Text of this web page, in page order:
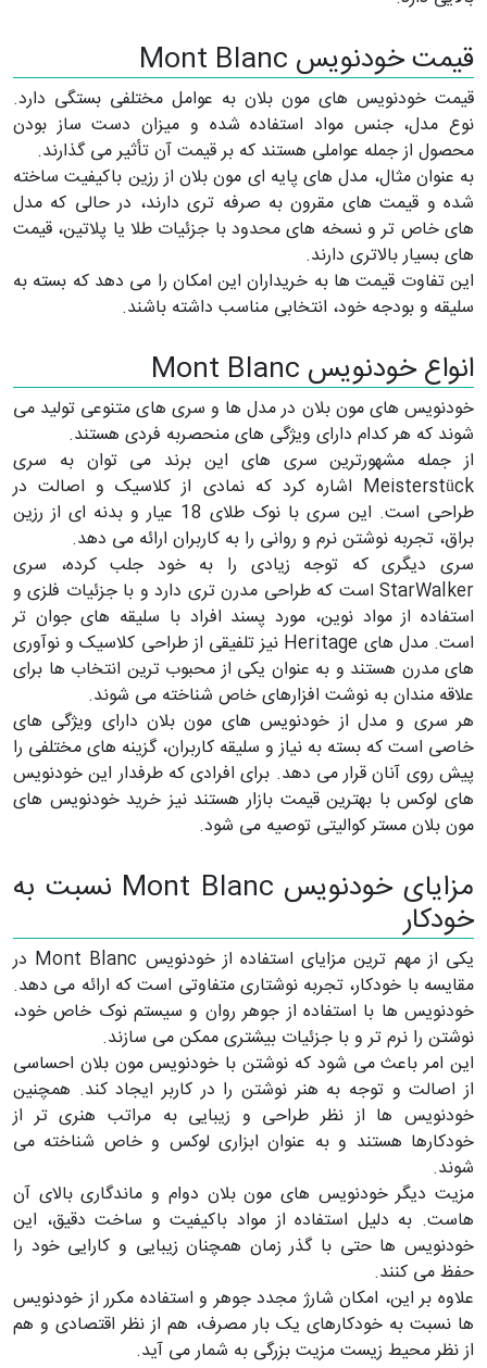
قیمت خودنویس Mont Blanc
قیمت خودنویس های مون بلان به عوامل مختلفی بستگی دارد.
نوع مدل، جنس مواد استفاده شده و میزان دست ساز بودن
محصول از جمله عواملی هستند که بر قیمت آن تأثیر می گذارند.
به عنوان مثال، مدل های پایه ای مون بلان از رزین باکیفیت ساخته
شده و قیمت های مقرون به صرفه تری دارند، در حالی که مدل
های خاص تر و نسخه های محدود با جزئیات طلا یا پلاتین، قیمت
های بسیار بالاتری دارند.
این تفاوت قیمت ها به خریداران این امکان را می دهد که بسته به
سلیقه و بودجه خود، انتخابی مناسب داشته باشند.
انواع خودنویس Mont Blanc
خودنویس های مون بلان در مدل ها و سری های متنوعی تولید می
شوند که هر کدام دارای ویژگی های منحصربه فردی هستند.
از جمله مشهورترین سری های این برند می توان به سری
Meisterstück اشاره کرد که نمادی از کلاسیک و اصالت در
طراحی است. این سری با نوک طلای 18 عیار و بدنه ای از رزین
براق، تجربه نوشتن نرم و روانی را به کاربران ارائه می دهد.
سری دیگری که توجه زیادی را به خود جلب کرده، سری
StarWalker است که طراحی مدرن تری دارد و با جزئیات فلزی و
استفاده از مواد نوین، مورد پسند افراد با سلیقه های جوان تر
است. مدل های Heritage نیز تلفیقی از طراحی کلاسیک و نوآوری
های مدرن هستند و به عنوان یکی از محبوب ترین انتخاب ها برای
علاقه مندان به نوشت افزارهای خاص شناخته می شوند.
هر سری و مدل از خودنویس های مون بلان دارای ویژگی های
خاصی است که بسته به نیاز و سلیقه کاربران، گزینه های مختلفی را
پیش روی آنان قرار می دهد. برای افرادی که طرفدار این خودنویس
های لوکس با بهترین قیمت بازار هستند نیز خرید خودنویس های
مون بلان مستر کوالیتی توصیه می شود.
مزایای خودنویس Mont Blanc نسبت به
خودکار
یکی از مهم ترین مزایای استفاده از خودنویس Mont Blanc در
مقایسه با خودکار، تجربه نوشتاری متفاوتی است که ارائه می دهد.
خودنویس ها با استفاده از جوهر روان و سیستم نوک خاص خود،
نوشتن را نرم تر و با جزئیات بیشتری ممکن می سازند.
این امر باعث می شود که نوشتن با خودنویس مون بلان احساسی
از اصالت و توجه به هنر نوشتن را در کاربر ایجاد کند. همچنین
خودنویس ها از نظر طراحی و زیبایی به مراتب هنری تر از
خودکارها هستند و به عنوان ابزاری لوکس و خاص شناخته می
شوند.
مزیت دیگر خودنویس های مون بلان دوام و ماندگاری بالای آن
هاست. به دلیل استفاده از مواد باکیفیت و ساخت دقیق، این
خودنویس ها حتی با گذر زمان همچنان زیبایی و کارایی خود را
حفظ می کنند.
علاوه بر این، امکان شارژ مجدد جوهر و استفاده مکرر از خودنویس
ها نسبت به خودکارهای یک بار مصرف، هم از نظر اقتصادی و هم
از نظر محیط زیست مزیت بزرگی به شمار می آید.